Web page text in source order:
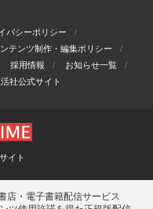
バシーポリシー
ンテンツ制作・編集ポリシー
採用情報
お知らせ一覧
社公式サイト
イト
店・電子書籍配信サービス